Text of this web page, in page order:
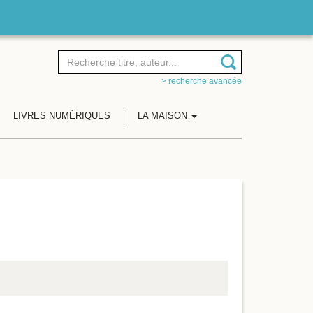
> recherche avancée
LIVRES NUMÉRIQUES LA MAISON